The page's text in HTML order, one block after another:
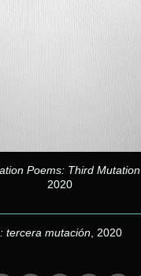
Poems: Third Mutation
2020
tercera mutación , 2020